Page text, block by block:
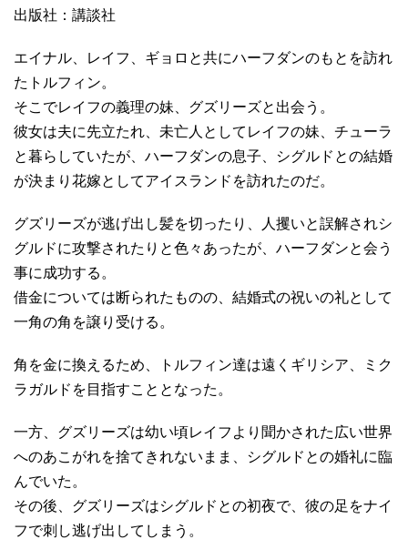
出版社：講談社
エイナル、レイフ、ギョロと共にハーフダンのもとを訪れ
たトルフィン。
そこでレイフの義理の妹、グズリーズと出会う。
彼女は夫に先立たれ、未亡人としてレイフの妹、チューラ
と暮らしていたが、ハーフダンの息子、シグルドとの結婚
が決まり花嫁としてアイスランドを訪れたのだ。
グズリーズが逃げ出し髪を切ったり、人攫いと誤解されシ
グルドに攻撃されたりと色々あったが、ハーフダンと会う
事に成功する。
借金については断られたものの、結婚式の祝いの礼として
一角の角を譲り受ける。
角を金に換えるため、トルフィン達は遠くギリシア、ミク
ラガルドを目指すこととなった。
一方、グズリーズは幼い頃レイフより聞かされた広い世界
へのあこがれを捨てきれないまま、シグルドとの婚礼に臨
んでいた。
その後、グズリーズはシグルドとの初夜で、彼の足をナイ
フで刺し逃げ出してしまう。